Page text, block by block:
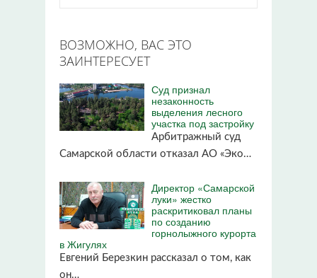
ВОЗМОЖНО, ВАС ЭТО
ЗАИНТЕРЕСУЕТ
Суд признал
незаконность
выделения лесного
участка под застройку
Арбитражный суд
Самарской области отказал АО «Эко…
Директор «Самарской
луки» жестко
раскритиковал планы
по созданию
горнолыжного курорта
в Жигулях
Евгений Березкин рассказал о том, как
он…